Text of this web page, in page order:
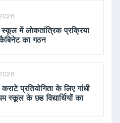
स्कूल में लोकतांत्रिक प्रक्रिया
का गठन
प्रतियोगिता के लिए गांधी
स्कूल के छह विद्यार्थियों का